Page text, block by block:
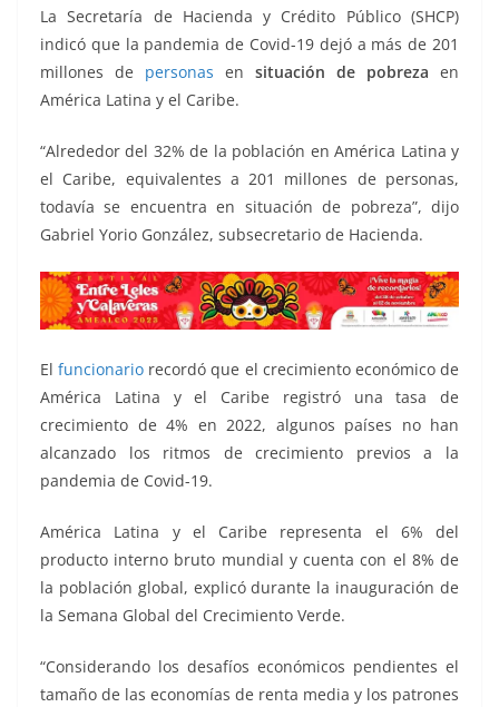
La Secretaría de Hacienda y Crédito Público (SHCP)
indicó que la pandemia de Covid-19 dejó a más de 201
millones de personas en situación de pobreza en
América Latina y el Caribe.
“Alrededor del 32% de la población en América Latina y
el Caribe, equivalentes a 201 millones de personas,
todavía se encuentra en situación de pobreza”, dijo
Gabriel Yorio González, subsecretario de Hacienda.
Elfuncionario recordó que el crecimiento económico de
América Latina y el Caribe registró una tasa de
crecimiento de 4% en 2022, algunos países no han
alcanzado los ritmos de crecimiento previos a la
pandemia de Covid-19.
América Latina y el Caribe representa el 6% del
producto interno bruto mundial y cuenta con el 8% de
la población global, explicó durante la inauguración de
la Semana Global del Crecimiento Verde.
“Considerando los desafíos económicos pendientes el
tamaño de las economías de renta media y los patrones